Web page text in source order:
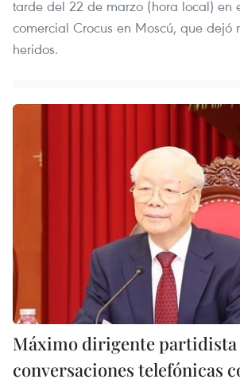
tarde del 22 de marzo (hora local) en
comercial Crocus en Moscú, que dejó
heridos.
Máximo dirigente
conversaciones telefónicas